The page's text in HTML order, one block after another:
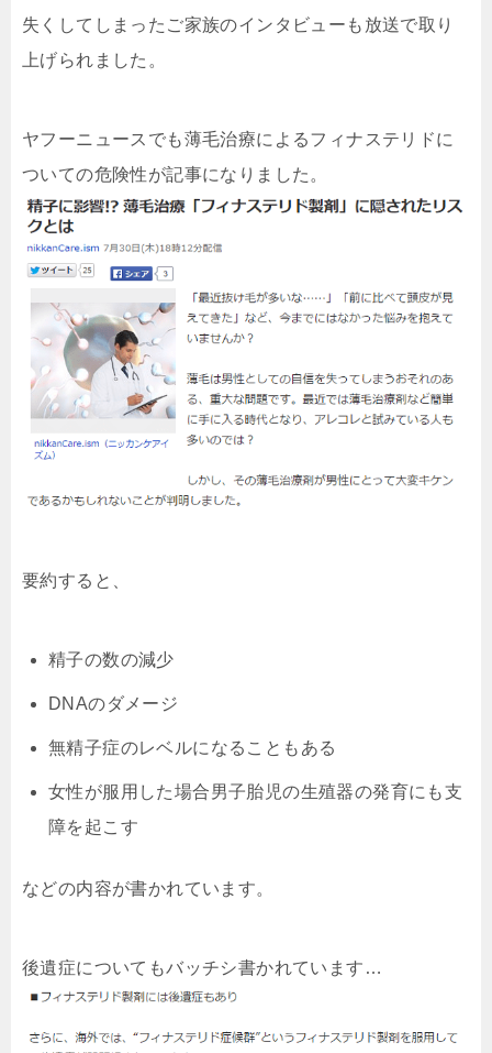
失くしてしまったご家族のインタビューも放送で取り
上げられました。
ヤフーニュースでも薄毛治療によるフィナステリドに
ついての危険性が記事になりました。
要約すると、
精子の数の減少
DNAのダメージ
無精子症のレベルになることもある
女性が服用した場合男子胎児の生殖器の発育にも支
障を起こす
などの内容が書かれています。
後遺症についてもバッチシ書かれています…